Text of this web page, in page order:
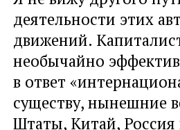
деятельности этих
движений.
необычайно
в ответ
существу, нынешние
Штаты, Китай, Россия